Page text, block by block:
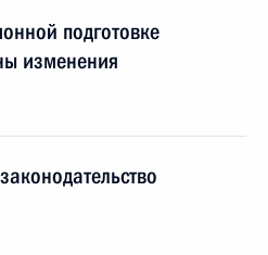
подготовке
изменения